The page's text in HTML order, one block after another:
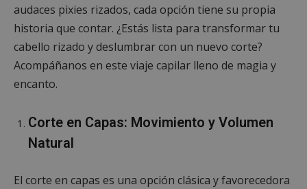
audaces pixies rizados, cada opción tiene su propia
historia que contar. ¿Estás lista para transformar tu
cabello rizado y deslumbrar con un nuevo corte?
Acompáñanos en este viaje capilar lleno de magia y
encanto.
Corte en Capas: Movimiento y Volumen
Natural
El corte en capas es una opción clásica y favorecedora